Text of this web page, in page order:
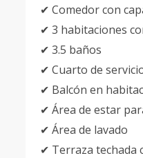
✔ Comedor con
✔ 3 habitaciones
✔ 3.5 baños
✔ Cuarto de
✔ Balcón en
✔ Área de estar
✔ Área de lavado
✔ Terraza techada